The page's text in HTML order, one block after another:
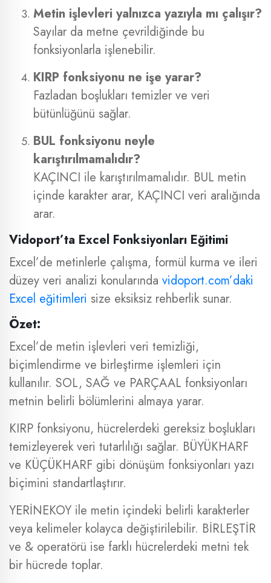
Metin işlevleri yalnızca yazıyla mı çalışır?
Sayılar da metne çevrildiğinde bu
fonksiyonlarla işlenebilir.
KIRP fonksiyonu ne işe yarar?
Fazladan boşlukları temizler ve veri
bütünlüğünü sağlar.
BUL fonksiyonu neyle
karıştırılmamalıdır?
KAÇINCI ile karıştırılmamalıdır. BUL metin
içinde karakter arar, KAÇINCI veri aralığında
arar.
Vidoport’ta Excel Fonksiyonları Eğitimi
Excel’de metinlerle çalışma, formül kurma ve ileri
düzey veri analizi konularında vidoport.com’daki
Excel eğitimleri size eksiksiz rehberlik sunar.
Özet:
Excel’de metin işlevleri veri temizliği,
biçimlendirme ve birleştirme işlemleri için
kullanılır. SOL, SAĞ ve PARÇAAL fonksiyonları
metnin belirli bölümlerini almaya yarar.
KIRP fonksiyonu, hücrelerdeki gereksiz boşlukları
temizleyerek veri tutarlılığı sağlar. BÜYÜKHARF
ve KÜÇÜKHARF gibi dönüşüm fonksiyonları yazı
biçimini standartlaştırır.
YERİNEKOY ile metin içindeki belirli karakterler
veya kelimeler kolayca değiştirilebilir. BİRLEŞTİR
ve & operatörü ise farklı hücrelerdeki metni tek
bir hücrede toplar.